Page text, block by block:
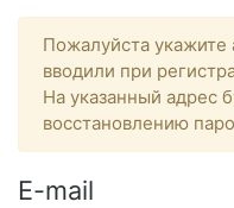
Пожалуйста укажите
вводили при
На указанный адрес
восстановлению
E-mail